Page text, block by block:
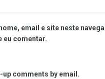
email e site neste
eu comentar.
comments by email.